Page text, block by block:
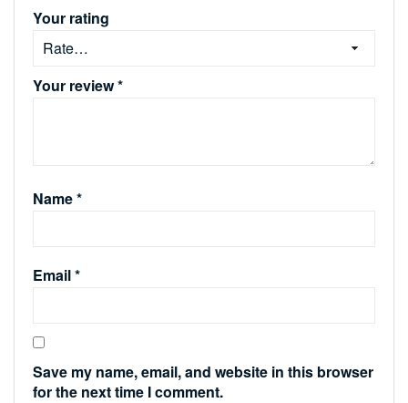
Your rating
Your review*
Name*
Email*
Save my name, email, and website in this browser
for the next time I comment.